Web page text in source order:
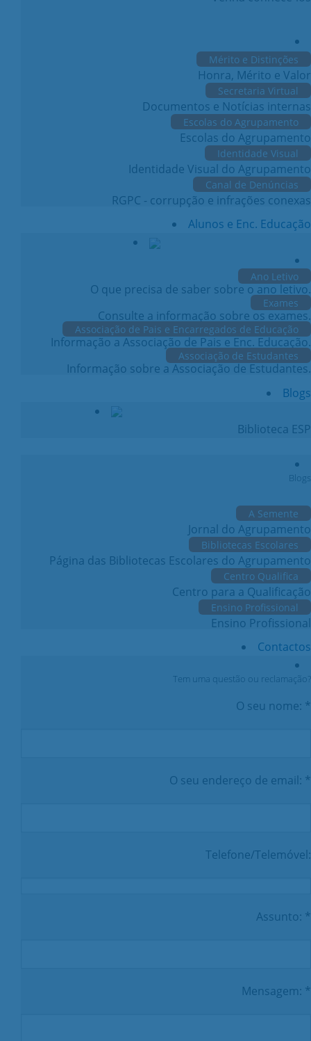
Mérito e Distinções
Honra, Mérito e Valor
Secretaria Virtual
Documentos e Notícias internas
Escolas do Agrupamento
Escolas do Agrupamento
Identidade Visual
Identidade Visual do Agrupamento
Canal de Denúncias
RGPC - corrupção e infrações conexas
Alunos e Enc. Educação
Ano Letivo
O que precisa de saber sobre o ano letivo.
Exames
Consulte a informação sobre os exames.
Associação de Pais e Encarregados de Educação
Informação a Associação de Pais e Enc. Educação.
Associação de Estudantes
Informação sobre a Associação de Estudantes.
Blogs
Biblioteca ESP
Blogs
A Semente
Jornal do Agrupamento
Bibliotecas Escolares
Página das Bibliotecas Escolares do Agrupamento
Centro Qualifica
Centro para a Qualificação
Ensino Profissional
Ensino Profissional
Contactos
Tem uma questão ou reclamação?
O seu nome: *
O seu endereço de email: *
Telefone/Telemóvel:
Assunto: *
Mensagem: *